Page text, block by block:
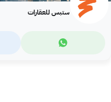
ستبس للعقارات